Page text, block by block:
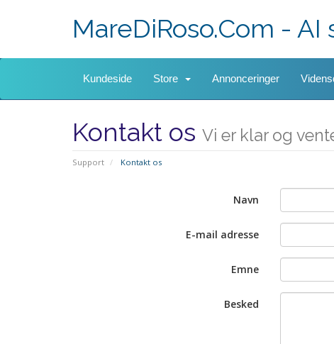
MareDiRoso.Com -
Kundeside Store Annonceringer
Kontakt os Vi er klar og
Support Kontakt os
Navn
E-mail adresse
Emne
Besked